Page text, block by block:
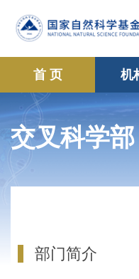
首 页 机
申请资助
信息公开 专
交叉科学部
部门简介